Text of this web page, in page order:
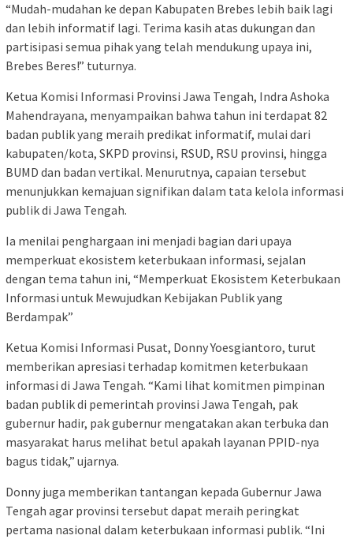
“Mudah-mudahan ke depan Kabupaten Brebes lebih baik lagi
dan lebih informatif lagi. Terima kasih atas dukungan dan
partisipasi semua pihak yang telah mendukung upaya ini,
Brebes Beres!” tuturnya.
Ketua Komisi Informasi Provinsi Jawa Tengah, Indra Ashoka
Mahendrayana, menyampaikan bahwa tahun ini terdapat 82
badan publik yang meraih predikat informatif, mulai dari
kabupaten/kota, SKPD provinsi, RSUD, RSU provinsi, hingga
BUMD dan badan vertikal. Menurutnya, capaian tersebut
menunjukkan kemajuan signifikan dalam tata kelola informasi
publik di Jawa Tengah.
Ia menilai penghargaan ini menjadi bagian dari upaya
memperkuat ekosistem keterbukaan informasi, sejalan
dengan tema tahun ini, “Memperkuat Ekosistem Keterbukaan
Informasi untuk Mewujudkan Kebijakan Publik yang
Berdampak”
Ketua Komisi Informasi Pusat, Donny Yoesgiantoro, turut
memberikan apresiasi terhadap komitmen keterbukaan
informasi di Jawa Tengah. “Kami lihat komitmen pimpinan
badan publik di pemerintah provinsi Jawa Tengah, pak
gubernur hadir, pak gubernur mengatakan akan terbuka dan
masyarakat harus melihat betul apakah layanan PPID-nya
bagus tidak,” ujarnya.
Donny juga memberikan tantangan kepada Gubernur Jawa
Tengah agar provinsi tersebut dapat meraih peringkat
pertama nasional dalam keterbukaan informasi publik. “Ini